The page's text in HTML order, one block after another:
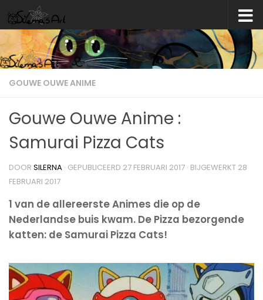
Skip to content
GOUWE OUWE ANIME
Gouwe Ouwe Anime :
Samurai Pizza Cats
DOOR SILERNA · GEPUBLICEERD 27 FEBRUARI 2017 · BIJGEWERKT 28
FEBRUARI 2017
1 van de allereerste Animes die op de
Nederlandse buis kwam. De Pizza bezorgende
katten: de Samurai Pizza Cats!